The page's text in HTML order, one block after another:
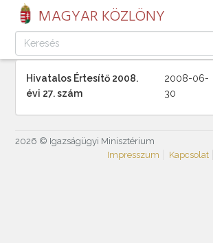
MAGYAR KÖZLÖNY
Hivatalos Értesítő 2008.
évi 27. szám
2008-06-
30
2026 © Igazságügyi Minisztérium
Impresszum
Kapcsolat